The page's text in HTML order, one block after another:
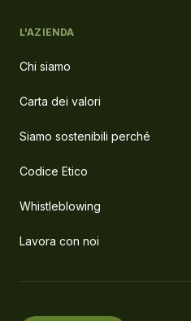
L'AZIENDA
Chi siamo
Carta dei valori
Siamo sostenibili perché
Codice Etico
Whistleblowing
Lavora con noi